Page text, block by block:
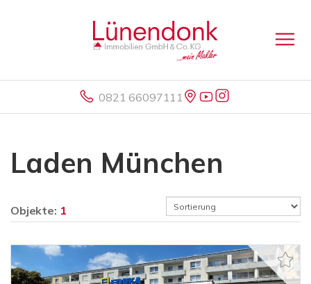
0821 66097111
Laden München
Objekte: 1